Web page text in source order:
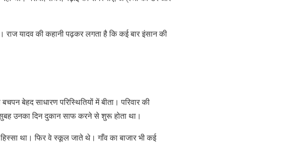
यादव की कहानी पढ़कर लगता है कि कई बार इंसान की
बेहद साधारण परिस्थितियों में बीता। परिवार की
सुबह उनका दिन दुकान साफ करने से शुरू होता था।
था। फिर वे स्कूल जाते थे। गाँव का बाजार भी कई